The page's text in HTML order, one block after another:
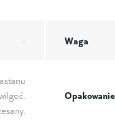
- Waga
Opakowanie